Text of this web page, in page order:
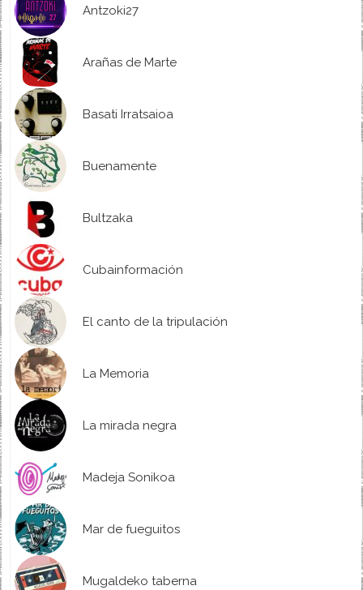
Antzoki27
Arañas de Marte
Basati Irratsaioa
Buenamente
Bultzaka
Cubainformación
El canto de la tripulación
La Memoria
La mirada negra
Madeja Sonikoa
Mar de fueguitos
Mugaldeko taberna